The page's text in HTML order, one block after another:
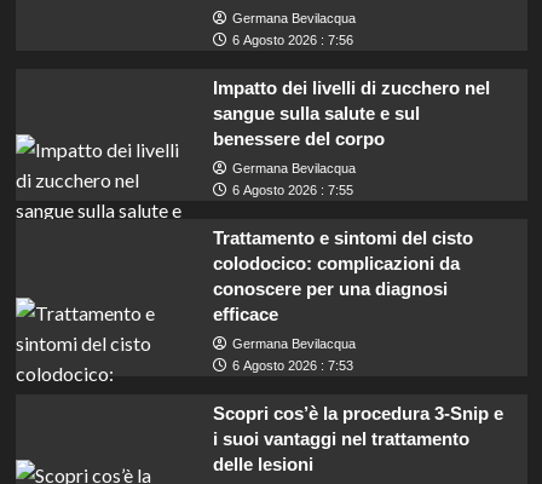
Germana Bevilacqua
6 Agosto 2026 : 7:56
Impatto dei livelli di zucchero nel
sangue sulla salute e sul
benessere del corpo
Germana Bevilacqua
6 Agosto 2026 : 7:55
Trattamento e sintomi del cisto
colodocico: complicazioni da
conoscere per una diagnosi
efficace
Germana Bevilacqua
6 Agosto 2026 : 7:53
Scopri cos’è la procedura 3-Snip e
i suoi vantaggi nel trattamento
delle lesioni